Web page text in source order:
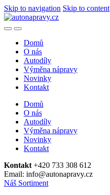
Skip to navigation Skip to content
Domů
O nás
Autodíly
Výměna nápravy
Novinky
Kontakt
Domů
O nás
Autodíly
Výměna nápravy
Novinky
Kontakt
Kontakt +420 733 308 612
Email: info@autonapravy.cz
Náš Sortiment